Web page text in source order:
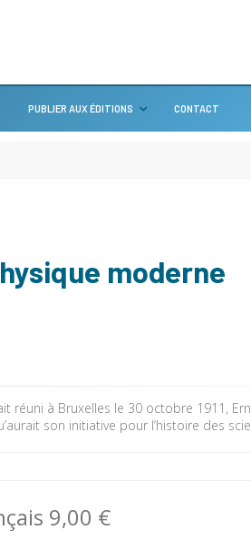
PUBLIER AUX ÉDITIONS CONTACT
moderne
réuni à Bruxelles le 30 octobre 1911,
son initiative pour l’histoire des
9,00 €